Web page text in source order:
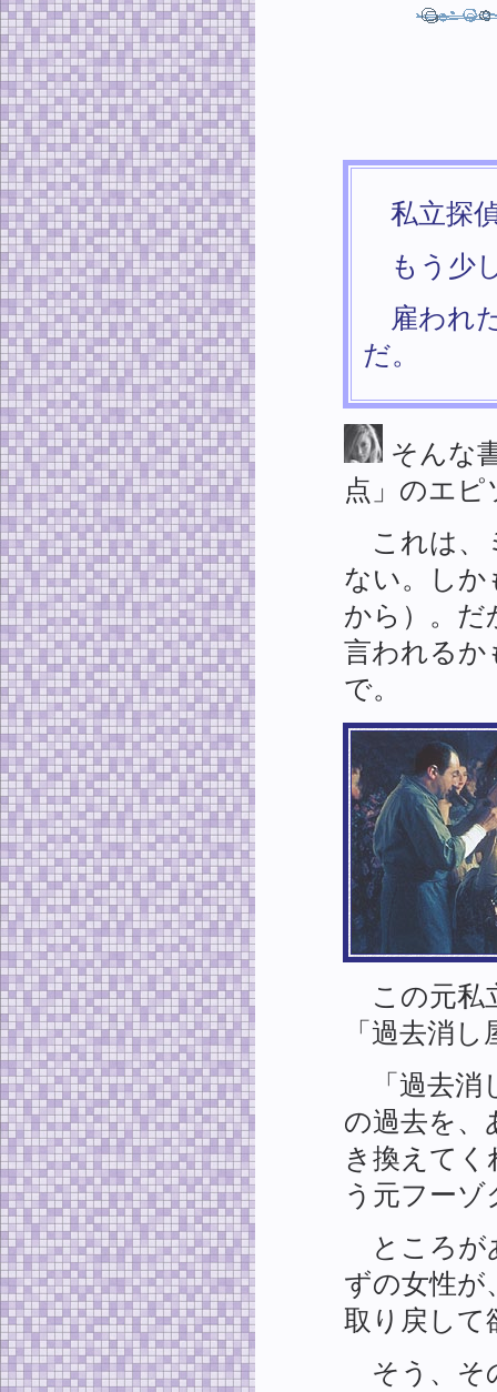
私立探
もう少
雇われ
だ。
そんな
点」のエピ
これは、
ない。しか
から）。だ
言われるか
で。
この元私
「過去消
「過去消
の過去を、
き換えて
う元フー
ところが
ずの女性が
取り戻して
そう、そ